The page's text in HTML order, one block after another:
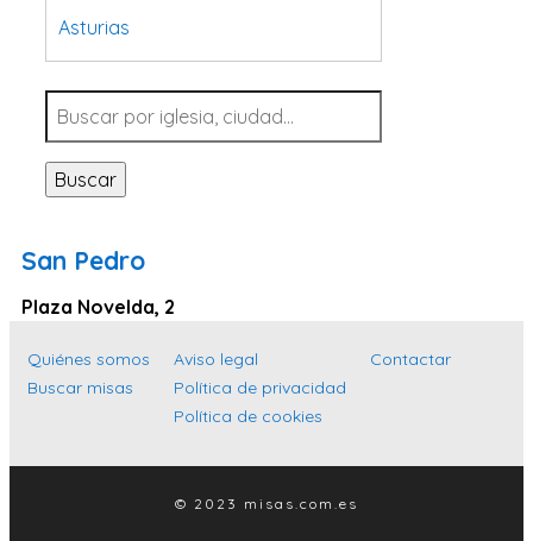
Asturias
Tarragona
Navarra
Valladolid
Sevilla
Santa Cruz de Tenerife
Cantabria
Islas Baleares
Las Palmas
Alicante
Buscar
San Pedro
Plaza Novelda, 2
Quiénes somos
Buscar misas
Aviso legal
Política de privacidad
Política de cookies
Contactar
© 2023 misas.com.es